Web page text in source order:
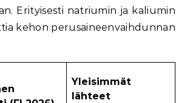
Erityisesti natriumin ja kaliumin
kehon perusaineenvaihdunnan
Yleisimmät
lähteet